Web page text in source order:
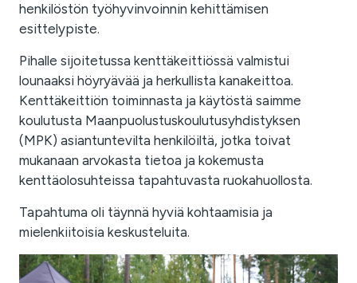
henkilöstön työhyvinvoinnin kehittämisen
esittelypiste.
Pihalle sijoitetussa kenttäkeittiössä valmistui
lounaaksi höyryävää ja herkullista kanakeittoa.
Kenttäkeittiön toiminnasta ja käytöstä saimme
koulutusta Maanpuolustuskoulutusyhdistyksen
(MPK) asiantuntevilta henkilöiltä, jotka toivat
mukanaan arvokasta tietoa ja kokemusta
kenttäolosuhteissa tapahtuvasta ruokahuollosta.
Tapahtuma oli täynnä hyviä kohtaamisia ja
mielenkiitoisia keskusteluita.